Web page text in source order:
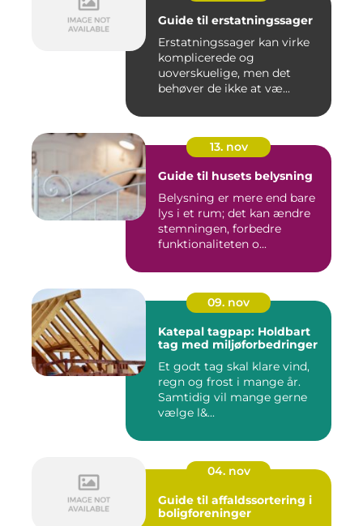
Guide til erstatningssager
Erstatningssager kan virke
komplicerede og
uoverskuelige, men det
behøver de ikke at væ...
13. nov
Guide til husets belysning
Belysning er mere end bare
lys i et rum; det kan ændre
stemningen, forbedre
funktionaliteten o...
09. nov
Katepal tagpap: Holdbart
tag med miljøforbedringer
Et godt tag skal klare vind,
regn og frost i mange år.
Samtidig vil mange gerne
vælge l&...
04. nov
Guide til affaldssortering i
boligforeninger